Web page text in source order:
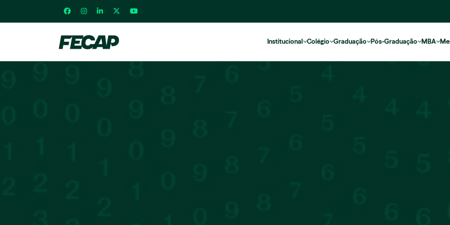
Institucional Colégio Graduação Pós-Graduação MBA